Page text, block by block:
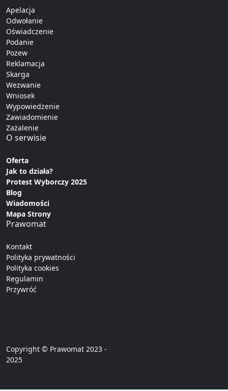
Apelacja
Odwołanie
Oświadczenie
Podanie
Pozew
Reklamacja
Skarga
Wezwanie
Wniosek
Wypowiedzenie
Zawiadomienie
Zażalenie
O serwisie
Oferta
Jak to działa?
Protest Wyborczy 2025
Blog
Wiadomości
Mapa Strony
Prawomat
Kontakt
Polityka prywatności
Polityka cookies
Regulamin
Przywróć
Copyright © Prawomat 2023 -
2025